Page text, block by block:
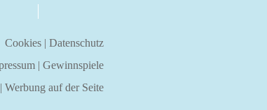
Cookies | Datenschutz
| Gewinnspiele
| Werbung auf der Seite